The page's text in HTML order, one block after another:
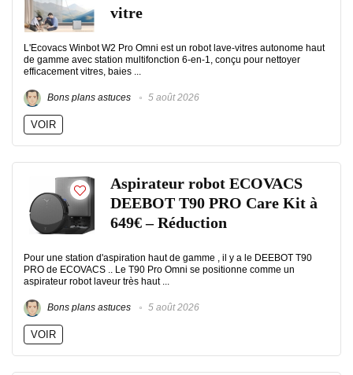
vitre
L'Ecovacs Winbot W2 Pro Omni est un robot lave-vitres autonome haut
de gamme avec station multifonction 6-en-1, conçu pour nettoyer
efficacement vitres, baies ...
Bons plans astuces 5 août 2026
VOIR
Aspirateur robot ECOVACS
DEEBOT T90 PRO Care Kit à
649€ – Réduction
Pour une station d'aspiration haut de gamme , il y a le DEEBOT T90
PRO de ECOVACS .. Le T90 Pro Omni se positionne comme un
aspirateur robot laveur très haut ...
Bons plans astuces 5 août 2026
VOIR